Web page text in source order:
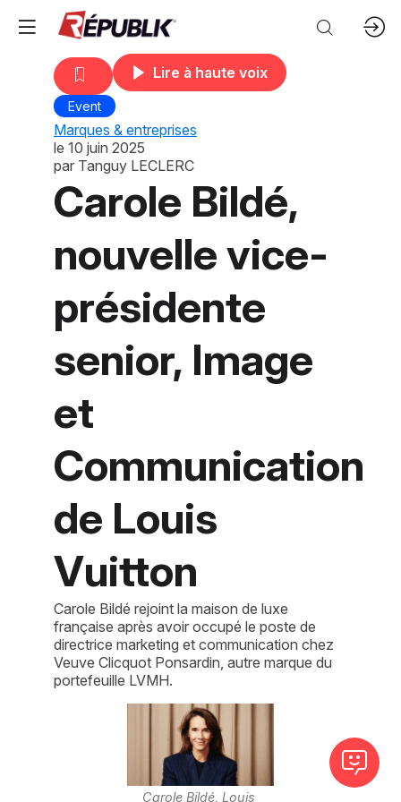
Lire à haute voix
Event
Marques & entreprises
le 10 juin 2025
par Tanguy LECLERC
Carole Bildé,
nouvelle vice-
présidente
senior, Image
et
Communication
de Louis
Vuitton
Carole Bildé rejoint la maison de luxe
française après avoir occupé le poste de
directrice marketing et communication chez
Veuve Clicquot Ponsardin, autre marque du
portefeuille LVMH.
Carole Bildé, Louis